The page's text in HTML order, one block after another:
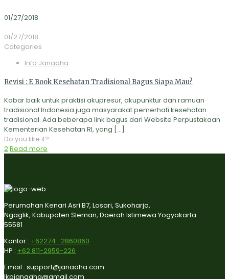
01/27/2018
01/27/2018
Categories
Info Janaaha
Revisi : E Book Kesehatan Tradisional Bagus Siapa Mau?
Kabar baik untuk praktisi akupresur, akupunktur dan ramuan
tradisional Indonesia juga masyarakat pemerhati kesehatan
tradisional. Ada beberapa link bagus dari Website Perpustakaan
Kementerian Kesehatan RI, yang […]
Do you like it?
2Read more
Perumahan Kenari Asri B7, Losari, Sukoharjo,
Ngaglik, Kabupaten Sleman, Daerah Istimewa Yogyakarta
55581
Kantor : +62274 -2860860
HP : +62 811-2959-226
Email : support@janaaha.com
lkpjanaaha@gmail.com